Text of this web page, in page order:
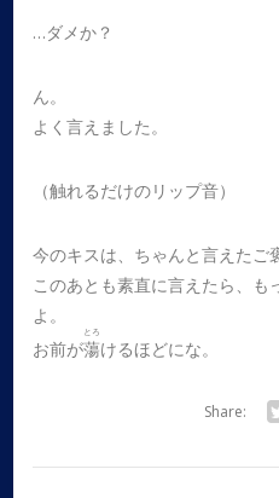
…ダメか？
ん。
よく言えました。
（触れるだけのリップ音）
今のキスは、ちゃんと言えたご
このあとも素直に言えたら、も
よ。
お前が蕩
とろ
けるほどにな。
Share: